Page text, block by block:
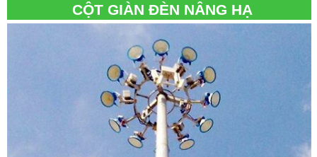
CỘT GIÀN ĐÈN NÂNG HẠ